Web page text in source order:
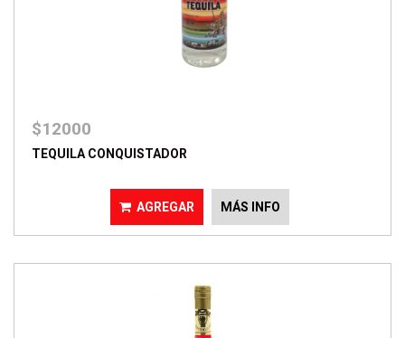
$12000
TEQUILA CONQUISTADOR
AGREGAR MÁS INFO